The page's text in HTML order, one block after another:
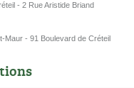
- 2 Rue Aristide Briand
Maur - 91 Boulevard de Créteil